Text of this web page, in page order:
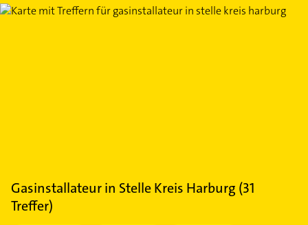
Gasinstallateurin Stelle Kreis Harburg (31
Treffer)